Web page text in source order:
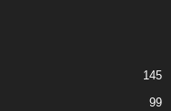
145
99